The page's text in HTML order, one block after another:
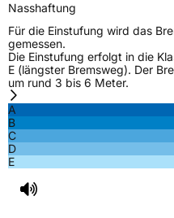
EU Label
EffizienzC
Nasshaftung
Nasshaftung
Für die Einstufung wird das
gemessen.
Die Einstufung erfolgt in die
E (längster Bremsweg). Der
um rund 3 bis 6 Meter.
A
B
C
D
E